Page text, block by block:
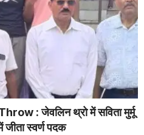
: जेवलिन थ्रो में सविता मुर्मू
स्वर्ण पदक